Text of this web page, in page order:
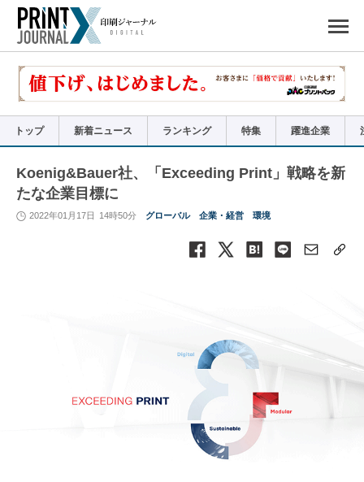
で
リ
トップ 新着ニュース ランキング 特集 躍進企業
Koenig&Bauer社、「Exceeding Print」戦略を新
たな企業目標に
2022年01月17日 14時50分 グローバル 企業・経営 環境